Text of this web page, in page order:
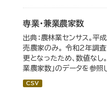
専業・兼業農家数
出典：農林業センサス。平
売農家のみ。 令和2年調査
更となったため、数値なし
業農家数」のデータを参照
CSV